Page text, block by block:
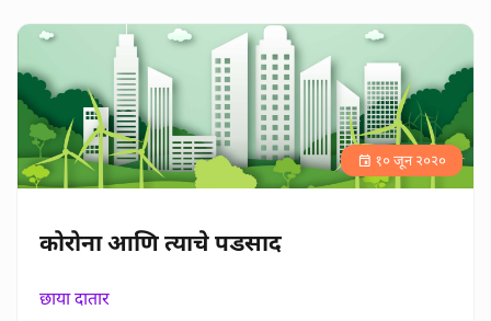
तापमानवाढ अशी मूळ साखळी आहे. कोरोनाबाबत सध्या
जगातले जे संसर्गजन्य रोगतज्ञ आहेत ते काय
सांगतायत? जंगलविनाश वेगात सुरू…
कोरोना आणि त्याचे पडसाद
छाया दातार
१० जून २०२०